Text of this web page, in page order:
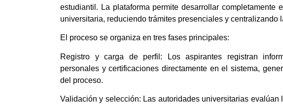
estudiantil. La plataforma permite desarrollar completamente
universitaria, reduciendo trámites presenciales y centralizando
El proceso se organiza en tres fases principales:
Registro y carga de perfil: Los aspirantes registran
personales y certificaciones directamente en el sistema,
del proceso.
Validación y selección: Las autoridades universitarias